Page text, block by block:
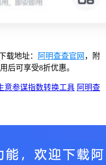
载地址： 阿明查查官网 ，附
后可享受8折优惠。
意参谋指数转换工具 阿明查